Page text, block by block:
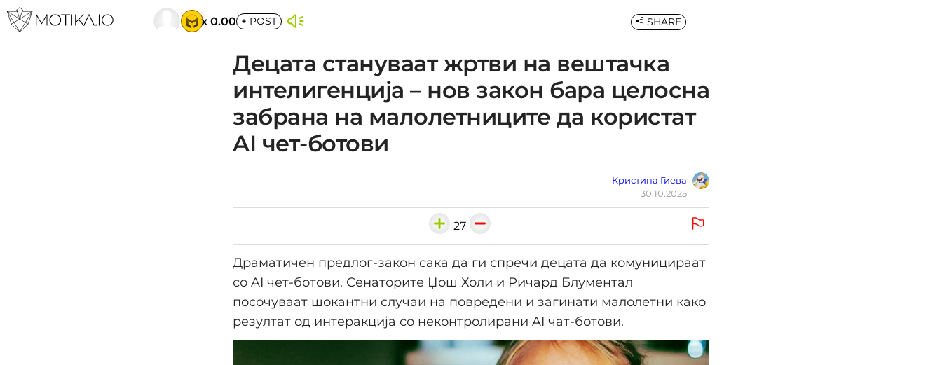
x 0.00 + POST
Децата стануваат жртви на вештачка
интелигенција – нов закон бара целосна
забрана на малолетниците да користат
AI чет-ботови
Кристина Гиева
30.10.2025
SHARE
27
Драматичен предлог-закон сака да ги спречи децата да комуницираат
со AI чет-ботови. Сенаторите Џош Холи и Ричард Блументал
посочуваат шокантни случаи на повредени и загинати малолетни како
резултат од интеракција со неконтролирани AI чат-ботови.